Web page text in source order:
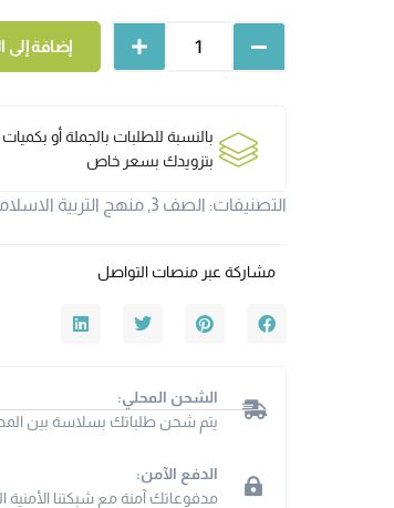
إضافة إلى
بالنسبة للطلبات بالجملة أو
بتزويدك بسعر خاص
التصنيفات: الصف 3 , منهج التربية
مشاركة عبر منصات التواصل
الشحن المحلي:
يتم شحن طلباتك بسلاسة بين
الدفع الآمن:
مدفوعاتك آمنة مع شبكتنا الأمنية